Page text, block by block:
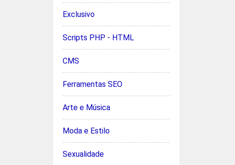
Exclusivo
Scripts PHP - HTML
CMS
Ferramentas SEO
Arte e Música
Moda e Estilo
Sexualidade